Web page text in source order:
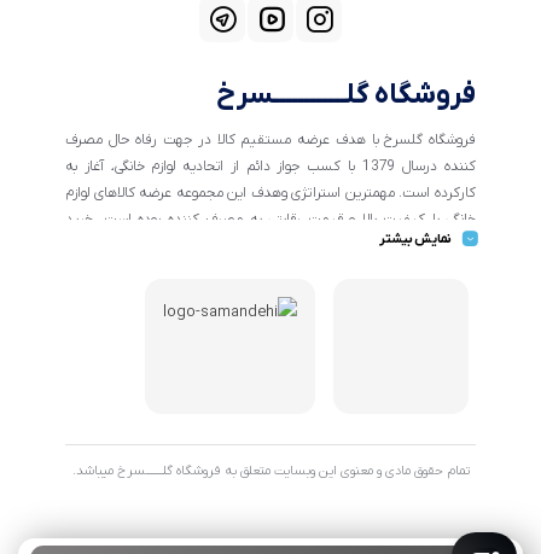
فروشگاه گلــــــــــــسرخ
فروشگاه گلسرخ با هدف عرضه مستقیم کالا در جهت رفاه حال مصرف
کننده درسال 1379 با کسب جواز دائم از اتحادیه لوازم خانگی، آغاز به
کارکرده است. مهمترین استراتژی وهدف این مجموعه عرضه کالاهای لوازم
خانگی با کیفیت بالا و قیمت رقابتی به مصرف کننده بوده است. خرید
کالاهای خانگی و تهیه جهیزیه دراین فروشگاه آسان ومطمئن صورت می
فروشگاه اینترنتی گلسرخ به خدمت رسانی گسترده تر و با شرایط بهتر
نمایش بیشتر
تمام حقوق مادی و معنوی این وبسایت متعلق به فروشگاه گلـــــــسرخ میباشد.